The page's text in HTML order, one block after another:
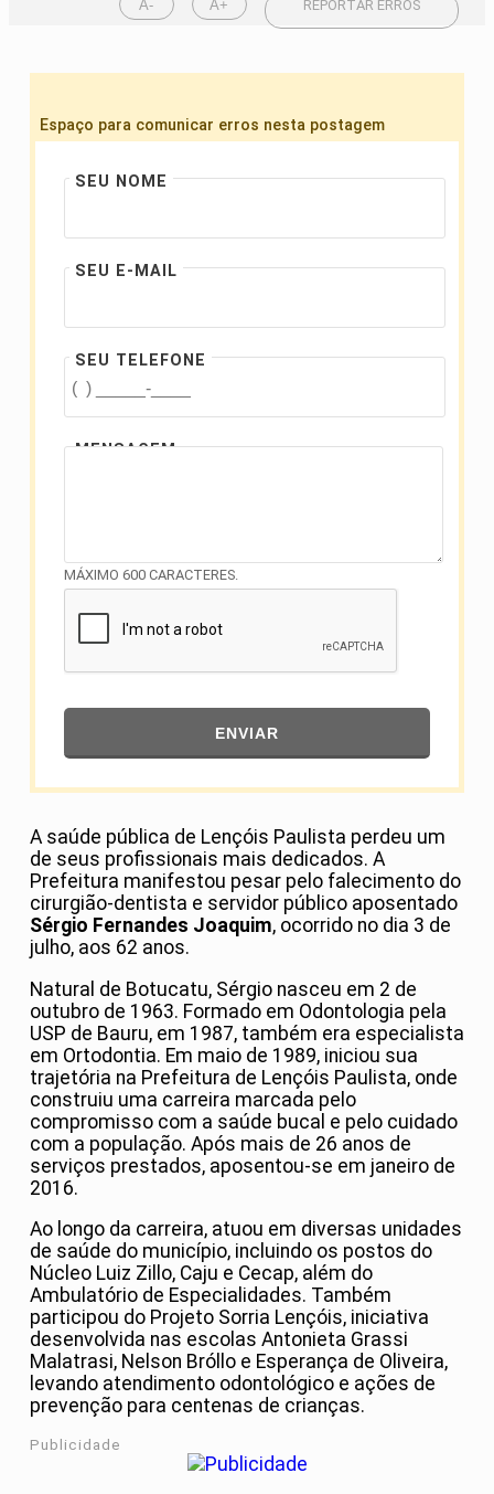
A- A+ REPORTAR ERROS
Espaço para comunicar erros nesta postagem
SEU NOME
SEU E-MAIL
SEU TELEFONE
MENSAGEM
MÁXIMO 600 CARACTERES.
ENVIAR
A saúde pública de Lençóis Paulista perdeu um
de seus profissionais mais dedicados. A
Prefeitura manifestou pesar pelo falecimento do
cirurgião-dentista e servidor público aposentado
Sérgio Fernandes Joaquim, ocorrido no dia 3 de
julho, aos 62 anos.
Natural de Botucatu, Sérgio nasceu em 2 de
outubro de 1963. Formado em Odontologia pela
USP de Bauru, em 1987, também era especialista
em Ortodontia. Em maio de 1989, iniciou sua
trajetória na Prefeitura de Lençóis Paulista, onde
construiu uma carreira marcada pelo
compromisso com a saúde bucal e pelo cuidado
com a população. Após mais de 26 anos de
serviços prestados, aposentou-se em janeiro de
2016.
Ao longo da carreira, atuou em diversas unidades
de saúde do município, incluindo os postos do
Núcleo Luiz Zillo, Caju e Cecap, além do
Ambulatório de Especialidades. Também
participou do Projeto Sorria Lençóis, iniciativa
desenvolvida nas escolas Antonieta Grassi
Malatrasi, Nelson Bróllo e Esperança de Oliveira,
levando atendimento odontológico e ações de
prevenção para centenas de crianças.
Publicidade